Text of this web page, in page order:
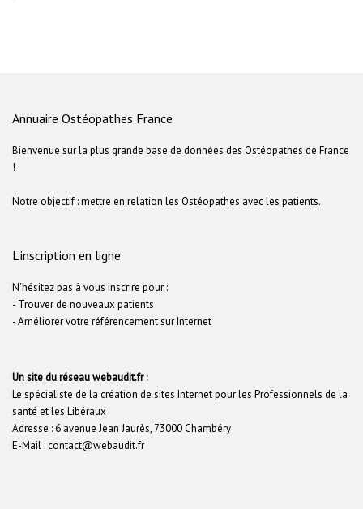
Annuaire Ostéopathes France
Bienvenue sur la plus grande base de données des Ostéopathes de France
!
Notre objectif : mettre en relation les Ostéopathes avec les patients.
L’inscription en ligne
N'hésitez pas à vous inscrire pour :
- Trouver de nouveaux patients
- Améliorer votre référencement sur Internet
Un site du réseau webaudit.fr :
Le spécialiste de la création de sites Internet pour les Professionnels de la
santé et les Libéraux
Adresse : 6 avenue Jean Jaurès, 73000 Chambéry
E-Mail : contact@webaudit.fr